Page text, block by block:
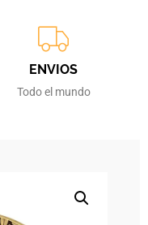
ENVIOS
Todo el mundo